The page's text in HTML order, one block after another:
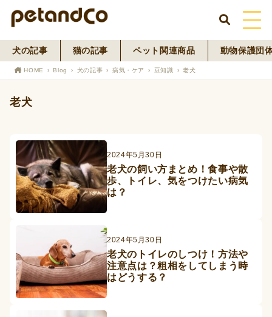
HOME
Blog
ペットフード事業
犬の記事 猫の記事 ペット関連商品 動物保護団
HOME Blog 犬の記事 病気・ケア 豆知識 老犬
老犬
2024年5月30日
老犬の飼い方まとめ！食事や散
歩、トイレ、気をつけたい病気
は？
2024年5月30日
老犬のトイレのしつけ！方法や
注意点は？粗相をしてしまう時
はどうする？